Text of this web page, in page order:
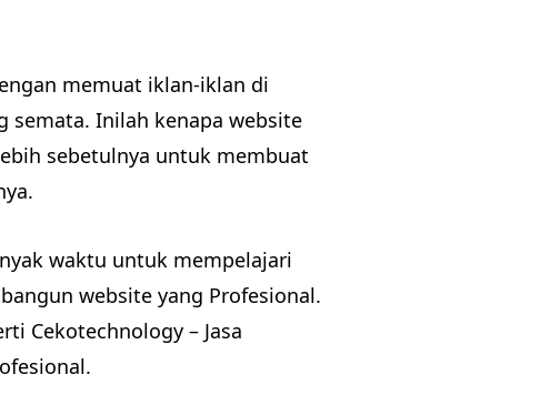
memuat iklan-iklan di
semata. Inilah kenapa website
sebetulnya untuk membuat
waktu untuk mempelajari
website yang Profesional.
Cekotechnology – Jasa